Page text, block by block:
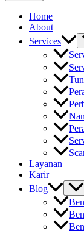
Home
About
Services
Layanan
Karir
Blog